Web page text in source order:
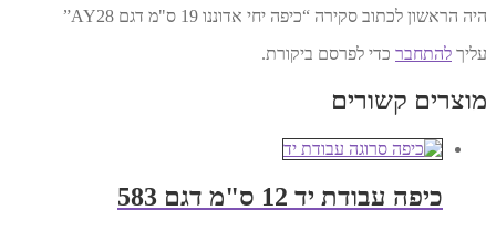
היה הראשון לכתוב סקירה “כיפה יחי אדוננו 19 ס"מ דגם AY28”
עליך להתחבר כדי לפרסם ביקורת.
מוצרים קשורים
כיפה עבודת יד 12 ס"מ דגם 583